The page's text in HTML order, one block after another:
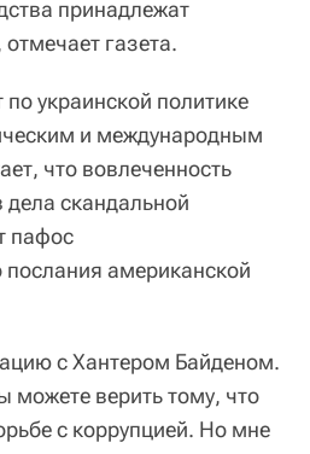
принадлежат
газета.
украинской политике
и международным
что вовлеченность
скандальной
пафос
послания американской
с Хантером Байденом.
можете верить тому, что
с коррупцией. Но мне